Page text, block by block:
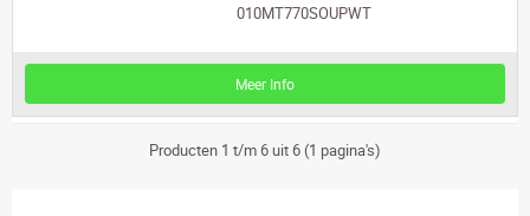
010MT770SOUPWT
Meer Info
Producten 1 t/m 6 uit 6 (1 pagina's)